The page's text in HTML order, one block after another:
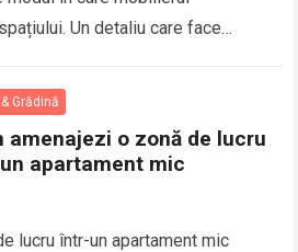
Un detaliu care face
Grădină
amenajezi o zonă de lucru
apartament mic
lucru într-un apartament mic